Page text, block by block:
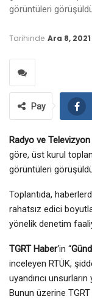
görüntüleri
Tarihinde Ara 8, 2021
Pay
Radyo ve
göre, üst kurul
görüntüleri
Toplantıda,
rahatsız edici
yönelik denetim
TGRT Haber‘in “
inceleyen RTÜK,
uyandırıcı
Bunun üzerine TGRT